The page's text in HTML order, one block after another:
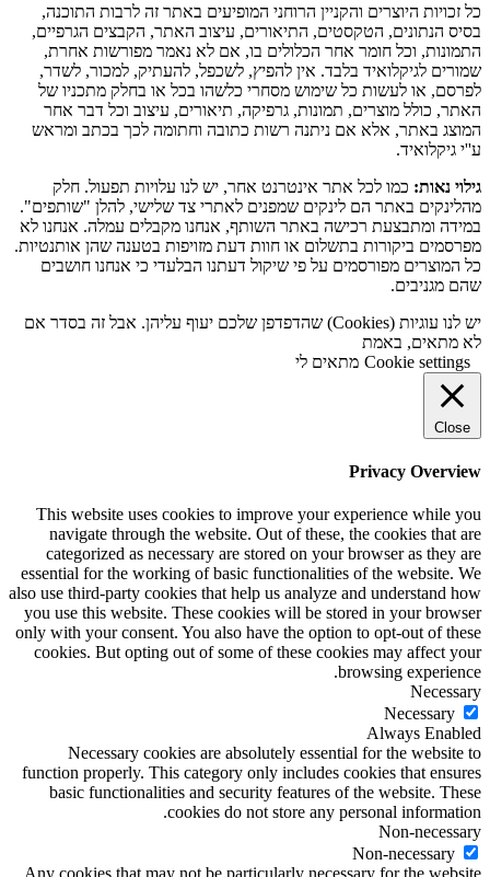
כל זכויות היוצרים והקניין הרוחני המופיעים באתר זה לרבות התוכנה,
בסיס הנתונים, הטקסטים, התיאורים, עיצוב האתר, הקבצים הגרפיים,
התמונות, וכל חומר אחר הכלולים בו, אם לא נאמר מפורשות אחרת,
שמורים לגיקלואיד בלבד. אין להפיץ, לשכפל, להעתיק, למכור, לשדר,
לפרסם, או לעשות כל שימוש מסחרי כלשהו בכל או בחלק מתכניו של
האתר, כולל מוצרים, תמונות, גרפיקה, תיאורים, עיצוב וכל דבר אחר
המוצג באתר, אלא אם ניתנה רשות כתובה וחתומה לכך בכתב ומראש
ע''י גיקלואיד.
גילוי נאות: כמו לכל אתר אינטרנט אחר, יש לנו עלויות תפעול. חלק
מהלינקים באתר הם לינקים שמפנים לאתרי צד שלישי, להלן "שותפים".
במידה ומתבצעת רכישה באתר השותף, אנחנו מקבלים עמלה. אנחנו לא
מפרסמים ביקורות בתשלום או חוות דעת מזויפות בטענה שהן אותנטיות.
כל המוצרים מפורסמים על פי שיקול דעתנו הבלעדי כי אנחנו חושבים
שהם מגניבים.
יש לנו עוגיות (Cookies) שהדפדפן שלכם יעוף עליהן. אבל זה בסדר אם
לא מתאים, באמת
Cookie settings מתאים לי
Close
Privacy Overview
This website uses cookies to improve your experience while you
navigate through the website. Out of these, the cookies that are
categorized as necessary are stored on your browser as they are
essential for the working of basic functionalities of the website. We
also use third-party cookies that help us analyze and understand how
you use this website. These cookies will be stored in your browser
only with your consent. You also have the option to opt-out of these
cookies. But opting out of some of these cookies may affect your
browsing experience.
Necessary
Necessary
Always Enabled
Necessary cookies are absolutely essential for the website to
function properly. This category only includes cookies that ensures
basic functionalities and security features of the website. These
cookies do not store any personal information.
Non-necessary
Non-necessary
Any cookies that may not be particularly necessary for the website